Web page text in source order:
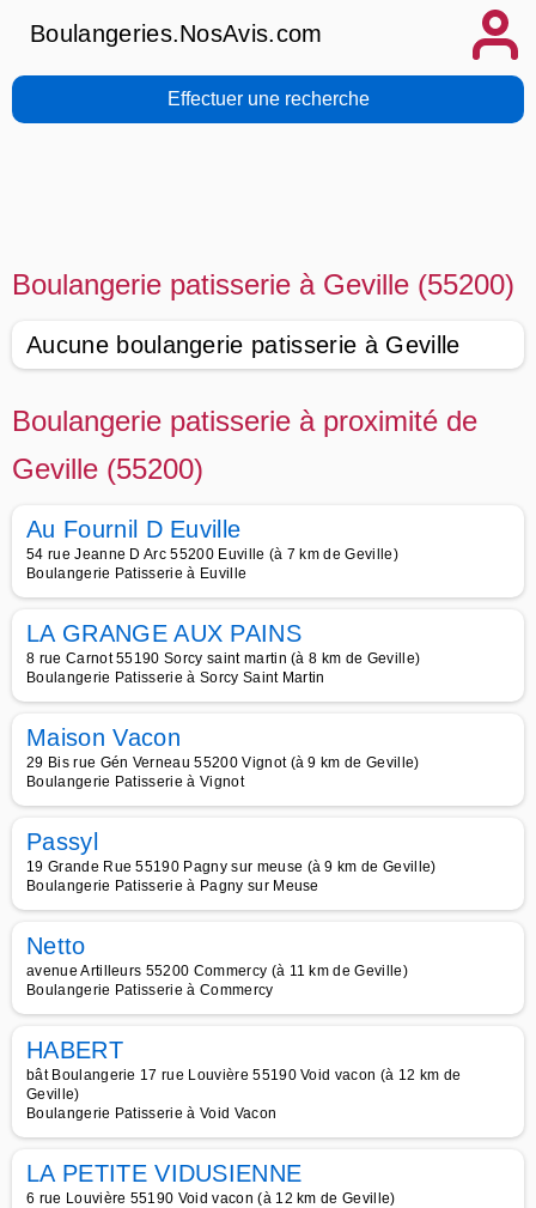
Boulangeries.NosAvis.com
Effectuer une recherche
Boulangerie patisserie à Geville (55200)
Aucune boulangerie patisserie à Geville
Boulangerie patisserie à proximité de
Geville (55200)
Au Fournil D Euville
54 rue Jeanne D Arc 55200 Euville (à 7 km de Geville)
Boulangerie Patisserie à Euville
LA GRANGE AUX PAINS
8 rue Carnot 55190 Sorcy saint martin (à 8 km de Geville)
Boulangerie Patisserie à Sorcy Saint Martin
Maison Vacon
29 Bis rue Gén Verneau 55200 Vignot (à 9 km de Geville)
Boulangerie Patisserie à Vignot
Passyl
19 Grande Rue 55190 Pagny sur meuse (à 9 km de Geville)
Boulangerie Patisserie à Pagny sur Meuse
Netto
avenue Artilleurs 55200 Commercy (à 11 km de Geville)
Boulangerie Patisserie à Commercy
HABERT
bât Boulangerie 17 rue Louvière 55190 Void vacon (à 12 km de
Geville)
Boulangerie Patisserie à Void Vacon
LA PETITE VIDUSIENNE
6 rue Louvière 55190 Void vacon (à 12 km de Geville)